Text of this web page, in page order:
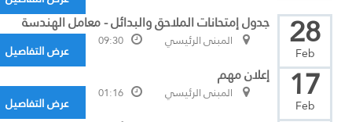
28
Feb
جدول إمتحانات الملاحق والبدائل - معامل الهندسة
المبنى الرئيسي 09:30
عرض التفاصيل
17
Feb
إعلان مهم
المبنى الرئيسي 01:16
عرض التفاصيل